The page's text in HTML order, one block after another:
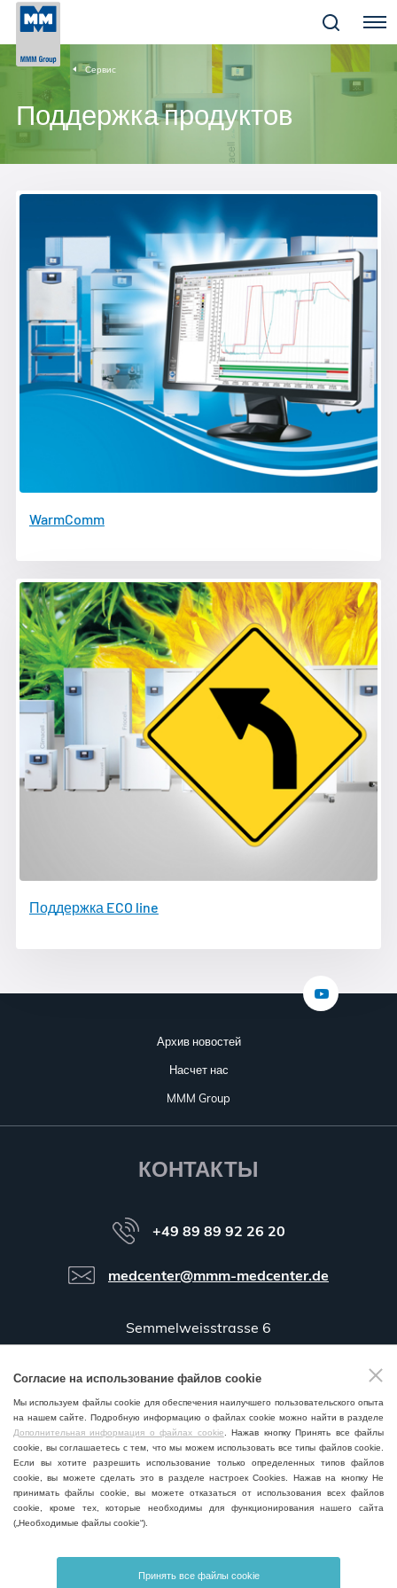
Menu
Сервис
Поддержка продуктов
WarmComm
Поддержка ECO line
Архив новостей
Насчет нас
MMM Group
КОНТАКТЫ
+49 89 89 92 26 20
medcenter@mmm-medcenter.de
Semmelweisstrasse 6
GPS: 48°06'35.5"N 11°25'58.0"E
Согласие на использование файлов cookie
Мы используем файлы cookie для обеспечения наилучшего пользовательского опыта
на нашем сайте. Подробную информацию о файлах cookie можно найти в разделе
Дополнительная информация о файлах cookie . Нажав кнопку Принять все файлы
cookie, вы соглашаетесь с тем, что мы можем использовать все типы файлов cookie.
Если вы хотите разрешить использование только определенных типов файлов
cookie, вы можете сделать это в разделе настроек Cookies. Нажав на кнопку Не
принимать файлы cookie, вы можете отказаться от использования всех файлов
cookie, кроме тех, которые необходимы для функционирования нашего сайта
(„Необходимые файлы cookie“).
Принять все файлы cookie